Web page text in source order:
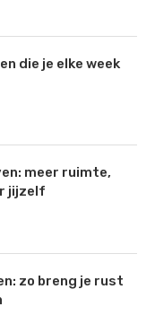
die je elke week
meer ruimte,
jijzelf
zo breng je rust